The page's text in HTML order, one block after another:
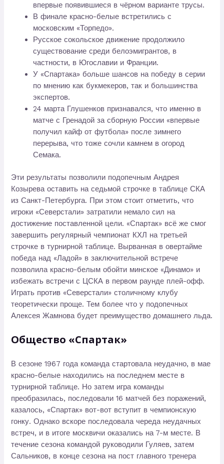
впервые появившиеся в чёрном варианте трусы.
В финале красно-белые встретились с
московским «Торпедо».
Русское сокольское движение продолжило
существование среди белоэмигрантов, в
частности, в Югославии и Франции.
У «Спартака» больше шансов на победу в серии
по мнению как букмекеров, так и большинства
экспертов.
24 марта Глушенков признавался, что именно в
матче с Гренадой за сборную России «впервые
получил кайф от футбола» после зимнего
перерыва, что тоже сочли камнем в огород
Семака.
Эти результаты позволили подопечным Андрея
Козырева оставить на седьмой строчке в таблице СКА
из Санкт-Петербурга. При этом стоит отметить, что
игроки «Северстали» затратили немало сил на
достижение поставленной цели. «Спартак» всё же смог
завершить регулярный чемпионат КХЛ на третьей
строчке в турнирной таблице. Вырванная в овертайме
победа над «Ладой» в заключительной встрече
позволила красно-белым обойти минское «Динамо» и
избежать встречи с ЦСКА в первом раунде плей-офф.
Играть против «Северстали» столичному клубу
теоретически проще. Тем более что у подопечных
Алексея Жамнова будет преимущество домашнего льда.
Общество «Спартак»
В сезоне 1967 года команда стартовала неудачно, в мае
красно-белые находились на последнем месте в
турнирной таблице. Но затем игра команды
преобразилась, последовали 16 матчей без поражений,
казалось, «Спартак» вот-вот вступит в чемпионскую
гонку. Однако вскоре последовала череда неудачных
встреч, и в итоге москвичи оказались на 7-м месте. В
течение сезона командой руководили Гуляев, затем
Сальников, в конце сезона на пост главного тренера